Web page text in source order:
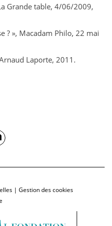
Grande table, 4/06/2009,
? », Macadam Philo, 22 mai
Laporte, 2011.
| Gestion des cookies